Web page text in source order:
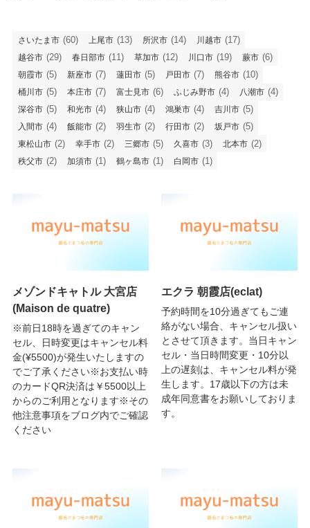
さいたま市 (60) 上尾市 (13) 所沢市 (14) 川越市 (17)
越谷市 (29) 春日部市 (11) 草加市 (12) 川口市 (19) 蕨市 (6)
朝霞市 (5) 新座市 (7) 蓮田市 (5) 戸田市 (7) 熊谷市 (10)
桶川市 (5) 本庄市 (7) 富士見市 (6) ふじみ野市 (4) 八潮市 (4)
深谷市 (5) 和光市 (4) 狭山市 (4) 鴻巣市 (4) 吉川市 (5)
入間市 (4) 飯能市 (2) 羽生市 (2) 行田市 (2) 坂戸市 (5)
東松山市 (2) 幸手市 (2) 三郷市 (5) 久喜市 (3) 北本市 (2)
秩父市 (2) 加須市 (1) 鶴ヶ島市 (1) 白岡市 (1)
メゾンドキャトル 大宮店
(Maison de quatre)
※前日18時を過ぎてのキャン
セル、日時変更はキャンセル料
金(¥5500)が発生いたしますの
でご了承ください※お支払い時
のカードQR決済は￥5500以上
からのご利用となります※その
他注意事項をブログ内でご確認
ください
エクラ 朝霞店(eclat)
予約時間を10分過ぎてもご連
絡がない場合、キャンセル扱い
とさせて頂きます。当日キャン
セル・当日時間変更・10分以
上の遅刻は、キャンセル料が発
生します。17歳以下の方は未
成年同意書をお願いしておりま
す。